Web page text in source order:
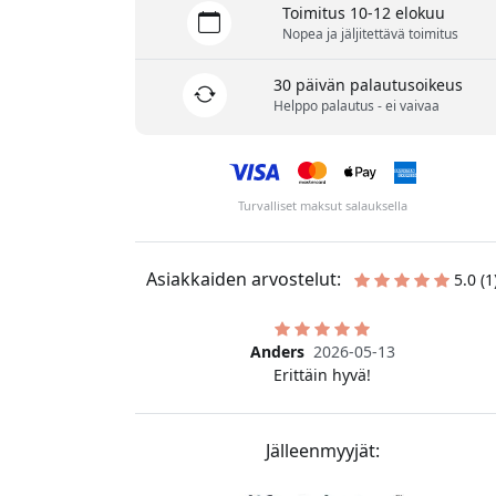
Toimitus 10-12 elokuu
Nopea ja jäljitettävä toimitus
30 päivän palautusoikeus
Helppo palautus - ei vaivaa
Turvalliset maksut salauksella
Asiakkaiden arvostelut: 5.0
Anders 2026-05-13
Erittäin hyvä!
Jälleenmyyjät: